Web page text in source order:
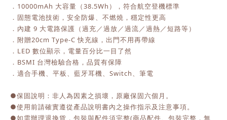
．10000mAh 大容量（38.5Wh），符合航空登機標準
．固態電池技術，安全防爆、不燃燒，穩定性更高
．內建 9 大電路保護（過充／過放／過流／過熱／短路等）
．附贈20cm Type-C 快充線，出門不用再帶線
．LED 數位顯示，電量百分比一目了然
．BSMI 台灣檢驗合格，品質有保障
．適合手機、平板、藍牙耳機、Switch、筆電
●保固說明：非人為因素之損壞，原廠保固六個月。
●使用前請確實遵從產品說明書內之操作指示及注意事項。
●如需辦理退換貨，包裝與配件須完整(商品配件、包裝完整，無